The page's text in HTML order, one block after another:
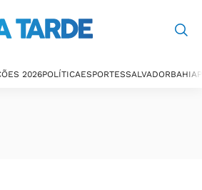
2026POLÍTICAESPORTESSALVADORBAHIA